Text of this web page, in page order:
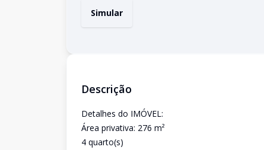
Simular
Descrição
Detalhes do IMÓVEL:
Área privativa: 276 m²
4 quarto(s)